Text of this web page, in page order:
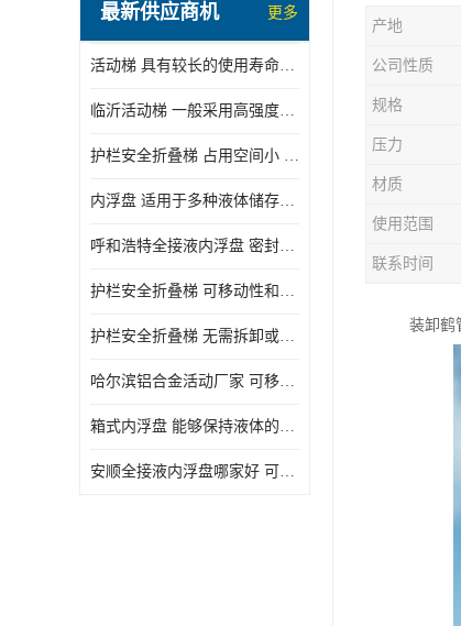
液氨液化气鹤管
定量装车系统
最新供应商机 更多
活动梯 具有较长的使用寿命和耐用性 一般采用高强度材料制造
临沂活动梯 一般采用高强度材料制造 可以用于多种不同的任务
护栏安全折叠梯 占用空间小 方便存放和搬运
内浮盘 适用于多种液体储存和运输 能够降低运输成本和维护成本
呼和浩特全接液内浮盘 密封性能好 有效保护液体质量
护栏安全折叠梯 可移动性和安全性较高 占用空间小
护栏安全折叠梯 无需拆卸或重新安装 占用空间小
哈尔滨铝合金活动厂家 可移动性和安全性较高 占用空间小
箱式内浮盘 能够保持液体的密闭状态 适用于多种液体储存和运输
安顺全接液内浮盘哪家好 可以自动上下浮动 密封性能好
产地
公司性质
规格
压力
材质
使用范围
联系时间
装卸鹤